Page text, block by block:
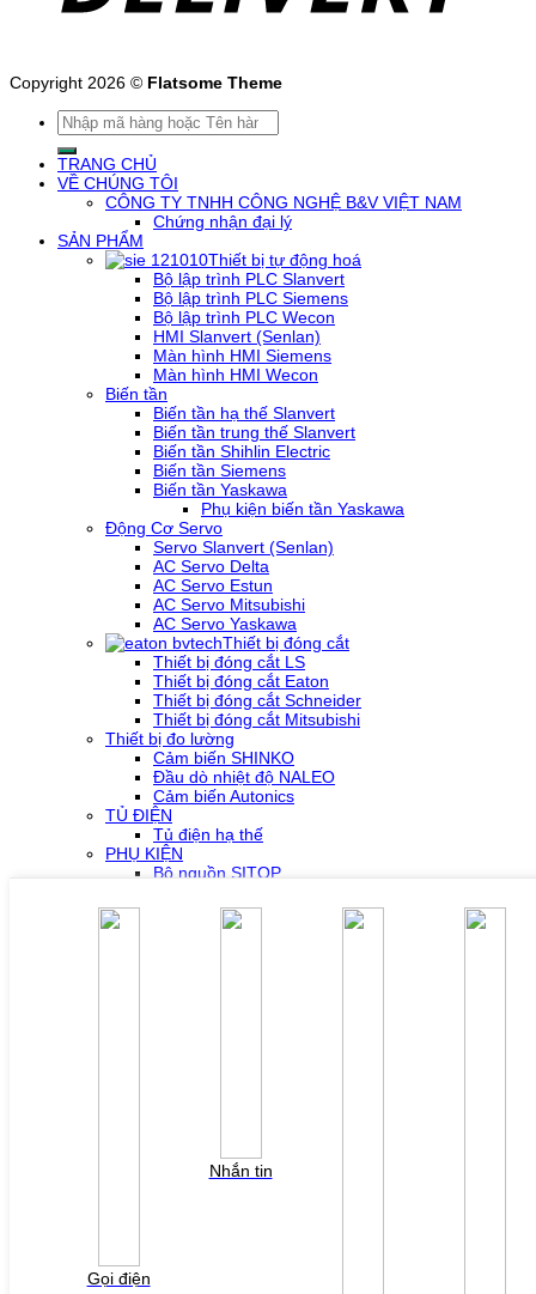
Copyright 2026 © Flatsome Theme
Tìm
kiếm:
TRANG CHỦ
VỀ CHÚNG TÔI
CÔNG TY TNHH CÔNG NGHỆ B&V VIỆT NAM
Chứng nhận đại lý
SẢN PHẨM
Thiết bị tự động hoá
Bộ lập trình PLC Slanvert
Bộ lập trình PLC Siemens
Bộ lập trình PLC Wecon
HMI Slanvert (Senlan)
Màn hình HMI Siemens
Màn hình HMI Wecon
Biến tần
Biến tần hạ thế Slanvert
Biến tần trung thế Slanvert
Biến tần Shihlin Electric
Biến tần Siemens
Biến tần Yaskawa
Phụ kiện biến tần Yaskawa
Động Cơ Servo
Servo Slanvert (Senlan)
AC Servo Delta
AC Servo Estun
AC Servo Mitsubishi
AC Servo Yaskawa
Thiết bị đóng cắt
Thiết bị đóng cắt LS
Thiết bị đóng cắt Eaton
Thiết bị đóng cắt Schneider
Thiết bị đóng cắt Mitsubishi
Thiết bị đo lường
Cảm biến SHINKO
Đầu dò nhiệt độ NALEO
Cảm biến Autonics
TỦ ĐIỆN
Tủ điện hạ thế
PHỤ KIỆN
Bộ nguồn SITOP
Phụ kiện PLC SH300/SH500
Phụ kiện biến tần Yaskawa
liên hệ gởi báo giá cho quý khách!
Gọi điện
Nhắn tin